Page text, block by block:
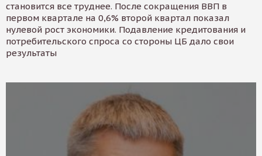
становится все труднее. После сокращения ВВП в
первом квартале на 0,6% второй квартал показал
нулевой рост экономики. Подавление кредитования и
потребительского спроса со стороны ЦБ дало свои
результаты